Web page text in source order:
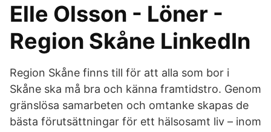
Elle Olsson - Löner -
Region Skåne LinkedIn
Region Skåne finns till för att alla som bor i
Skåne ska må bra och känna framtidstro. Genom
gränslösa samarbeten och omtanke skapas de
bästa förutsättningar för ett hälsosamt liv – inom